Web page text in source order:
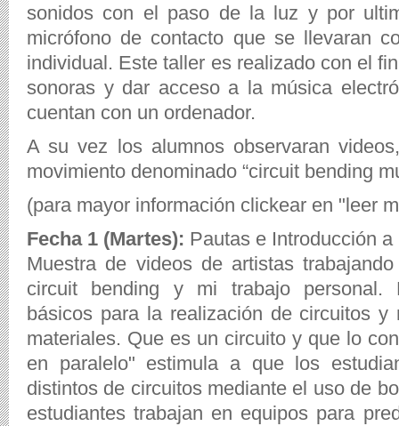
sonidos con el paso de la luz y por
micrófono de contacto que se llevaran
individual. Este taller es realizado con el
sonoras y dar acceso a la música
cuentan con un ordenador.
A su vez los alumnos observaran
movimiento denominado “circuit bending
(para mayor información clickear en "leer
Fecha 1 (Martes): Pautas e Introducción
Muestra de videos de artistas
circuit bending y mi trabajo personal.
básicos para la realización de circuitos y
materiales. Que es un circuito y que lo
en paralelo" estimula a que los
distintos de circuitos mediante el uso de
estudiantes trabajan en equipos para